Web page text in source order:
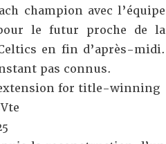
champion avec l’équipe
le futur proche de la
en fin d’après-midi.
pas connus.
for title-winning